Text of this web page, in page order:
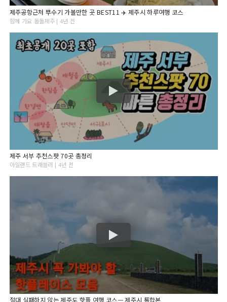
제주공항근처 뿌수기 가볼만한 곳 BEST11 ✈️ 제주시 하루여행 코스
함께 가요 돌돌제주 | 4년 전
제주 서부 추천스팟 70곳 총정리
아일랜드 트래블러 | 4년 전
절대 실패하지 않는 제주도 핫플 여행 코스ㅡ 제주시 통합본